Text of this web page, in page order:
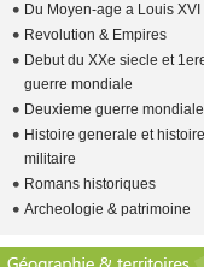
Du Moyen-age a Louis XVI
Revolution & Empires
Debut du XXe siecle et
guerre mondiale
Deuxieme guerre mondiale
Histoire generale et histoire
militaire
Romans historiques
Archeologie & patrimoine